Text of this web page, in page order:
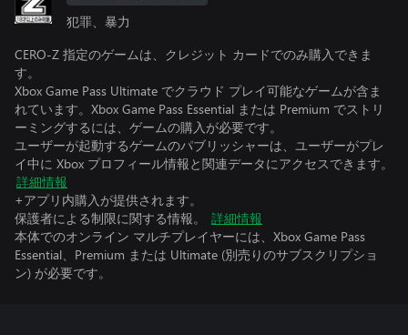
犯罪、暴力
CERO-Z 指定のゲームは、クレジット カードでのみ購入できま
す。
Xbox Game Pass Ultimate でクラウド プレイ可能なゲームが含ま
れています。Xbox Game Pass Essential または Premium でストリ
ーミングするには、ゲームの購入が必要です。
ユーザーが起動するゲームのパブリッシャーは、ユーザーがプレ
イ中に Xbox プロフィール情報と関連データにアクセスできます。
詳細情報
+アプリ内購入が提供されます。
保護者による制限に関する情報。
詳細情報
本体でのオンライン マルチプレイヤーには、Xbox Game Pass
Essential、Premium または Ultimate (別売りのサブスクリプショ
ン) が必要です。